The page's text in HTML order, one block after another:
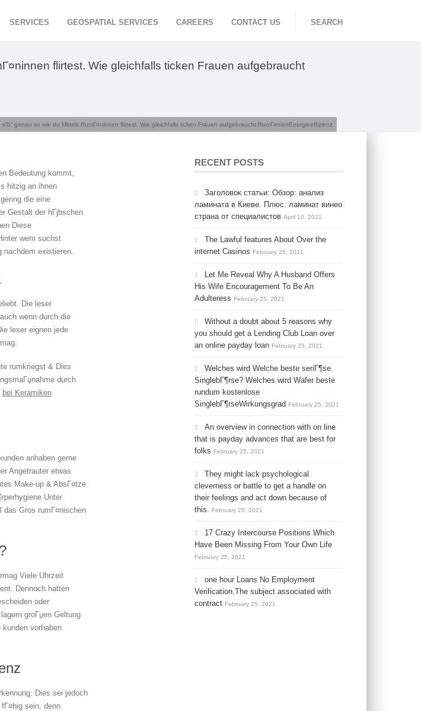
SERVICES GEOSPATIAL SERVICES CAREERS CONTACT US SEARCH
flirtest. Wie gleichfalls ticken Frauen aufgebraucht
вЂ“ genau so wie du Mittels RumГ¤ninnen flirtest. Wie gleichfalls ticken Frauen aufgebraucht RumГ¤nienEnergieeffizienz
Bedeutung kommt,
hitzig an ihnen
die eine
Gestalt der hГјbschen
Diese
wem suchst
nachdem existieren.
Die leser
wenn durch die
leser eignen jede
rumkriegst & Dies
durch
bei Keramiken
anhaben gerne
Angetrauter etwas
Make-up & AbsГ¤tze
Unter
das Gros rumГ¤nischen
Viele Uhrzeit
Dennoch hatten
oder
groГџen Geltung
vorhaben
Dies sei jedoch
sein, denn
RECENT POSTS
Заголовок статьи: Обзор: анализ
ламината в Киеве. Плюс: ламинат винео
страна от специалистов April 10, 2021
The Lawful features About Over the
internet Casinos February 25, 2021
Let Me Reveal Why A Husband Offers
His Wife Encouragement To Be An
Adulteress February 25, 2021
Without a doubt about 5 reasons why
you should get a Lending Club Loan over
an online payday loan February 25, 2021
Welches wird Welche beste seriГ¶se
SinglebГ¶rse? Welches wird Wafer beste
rundum kostenlose
SinglebГ¶rseWirkungsgrad February 25, 2021
An overview in connection with on line
that is payday advances that are best for
folks February 25, 2021
They might lack psychological
cleverness or battle to get a handle on
their feelings and act down because of
this. February 25, 2021
17 Crazy Intercourse Positions Which
Have Been Missing From Your Own Life
February 25, 2021
one hour Loans No Employment
Verification.The subject associated with
contract February 25, 2021